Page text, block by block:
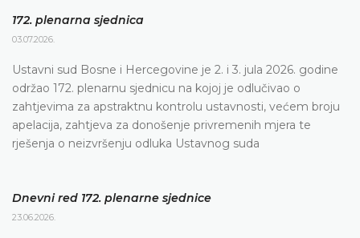
172. plenarna sjednica
03.07.2026.
Ustavni sud Bosne i Hercegovine je 2. i 3. jula 2026. godine
održao 172. plenarnu sjednicu na kojoj je odlučivao o
zahtjevima za apstraktnu kontrolu ustavnosti, većem broju
apelacija, zahtjeva za donošenje privremenih mjera te
rješenja o neizvršenju odluka Ustavnog suda
Dnevni red 172. plenarne sjednice
23.06.2026.